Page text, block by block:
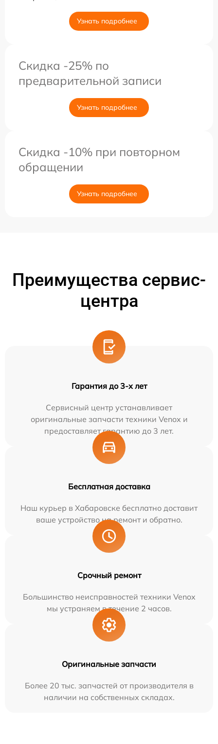
Узнать подробнее
Скидка -25% по
предварительной записи
Узнать подробнее
Скидка -10% при повторном
обращении
Узнать подробнее
Преимущества сервис-
центра
Гарантия до 3-х лет
Сервисный центр устанавливает
оригинальные запчасти техники Venox и
предоставляет гарантию до 3 лет.
Бесплатная доставка
Наш курьер в Хабаровске бесплатно доставит
ваше устройство на ремонт и обратно.
Срочный ремонт
Большинство неисправностей техники Venox
мы устраняем в течение 2 часов.
Оригинальные запчасти
Более 20 тыс. запчастей от производителя в
наличии на собственных складах.